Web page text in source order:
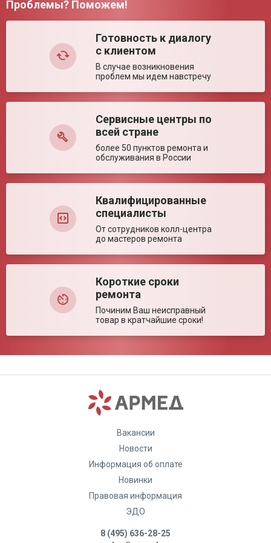
Грузоподъемность
Ширина сиденья (±
465 мм
460 мм
200/610 мм
Высота сиденья (±
500 мм
4-80°
Ключевые преимущества
Особенности Высокая, регулируемая по углу спинка.
Оставить отзыв
Проблемы? Поможем!
Готовность к диалогу
с клиентом
В случае возникновения
проблем мы идем навстречу
Сервисные центры по
всей стране
более 50 пунктов ремонта и
обслуживания в России
Квалифицированные
специалисты
От сотрудников колл-центра
до мастеров ремонта
Короткие сроки
ремонта
Починим Ваш неисправный
товар в кратчайшие сроки!
Вакансии
Новости
Информация об оплате
Новинки
Правовая информация
ЭДО
8 (495) 636-28-25